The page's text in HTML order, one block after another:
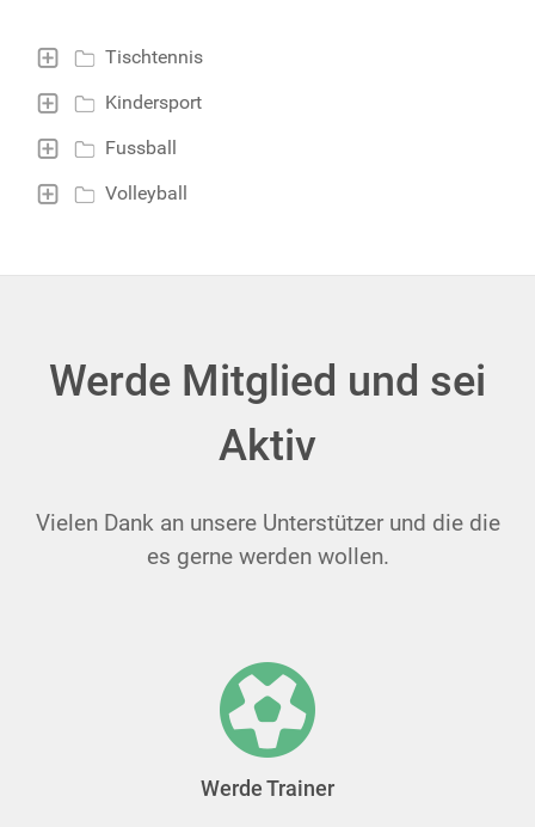
Tischtennis
Kindersport
Fussball
Volleyball
Werde Mitglied und sei
Aktiv
Vielen Dank an unsere Unterstützer und die die
es gerne werden wollen.
Werde Trainer